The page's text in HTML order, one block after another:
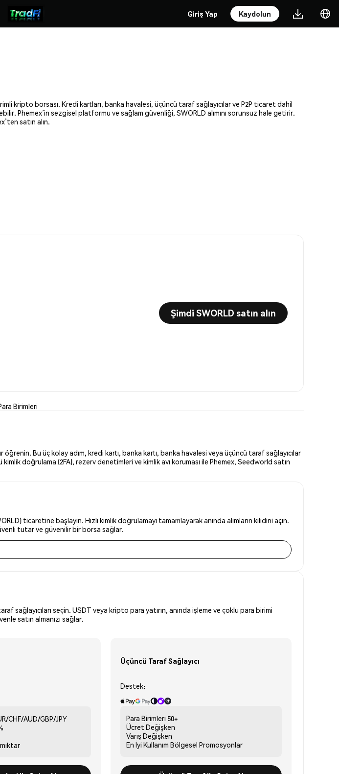
Giriş Yap Kaydolun
kripto borsası. Kredi kartları, banka havalesi, üçüncü taraf sağlayıcılar ve P2P ticaret dahil
Phemex’in sezgisel platformu ve sağlam güvenliği, SWORLD alımını sorunsuz hale getirir.
satın alın.
Şimdi SWORLD satın alın
Birimleri
Bu üç kolay adım, kredi kartı, banka kartı, banka havalesi veya üçüncü taraf sağlayıcılar
doğrulama (2FA), rezerv denetimleri ve kimlik avı koruması ile Phemex, Seedworld satın
ticaretine başlayın. Hızlı kimlik doğrulamayı tamamlayarak anında alımların kilidini açın.
tutar ve güvenilir bir borsa sağlar.
sağlayıcıları seçin. USDT veya kripto para yatırın, anında işleme ve çoklu para birimi
satın almanızı sağlar.
CHF/AUD/GBP/JPY
Üçüncü Taraf Sağlayıcı
Destek:
Para Birimleri 50+
Ücret Değişken
Varış Değişken
En İyi Kullanım Bölgesel Promosyonlar